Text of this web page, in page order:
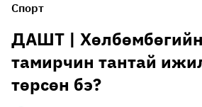
THE NEW YORK TIMES
НАДАД НЭГ САНАЛ БАЙНА
Спорт
ДАШТ |
тамирчин тантай
төрсөн бэ?